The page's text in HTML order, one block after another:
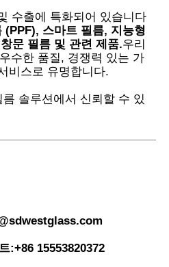
수출에 특화되어 있습니다
(PPF), 스마트 필름, 지능형
문 필름 및 관련 제품.우리
우수한 품질, 경쟁력 있는 가
비스로 유명합니다.
솔루션에서 신뢰할 수 있
:+86 15553820372